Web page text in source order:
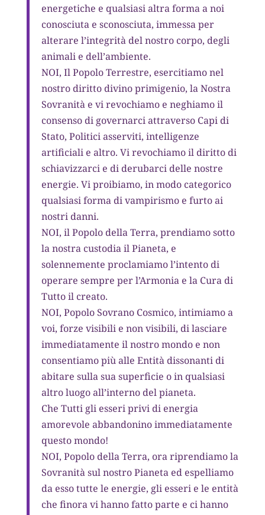
energetiche e qualsiasi altra forma a noi
conosciuta e sconosciuta, immessa per
alterare l’integrità del nostro corpo, degli
animali e dell’ambiente.
NOI, Il Popolo Terrestre, esercitiamo nel
nostro diritto divino primigenio, la Nostra
Sovranità e vi revochiamo e neghiamo il
consenso di governarci attraverso Capi di
Stato, Politici asserviti, intelligenze
artificiali e altro. Vi revochiamo il diritto di
schiavizzarci e di derubarci delle nostre
energie. Vi proibiamo, in modo categorico
qualsiasi forma di vampirismo e furto ai
nostri danni.
NOI, il Popolo della Terra, prendiamo sotto
la nostra custodia il Pianeta, e
solennemente proclamiamo l’intento di
operare sempre per l’Armonia e la Cura di
Tutto il creato.
NOI, Popolo Sovrano Cosmico, intimiamo a
voi, forze visibili e non visibili, di lasciare
immediatamente il nostro mondo e non
consentiamo più alle Entità dissonanti di
abitare sulla sua superficie o in qualsiasi
altro luogo all’interno del pianeta.
Che Tutti gli esseri privi di energia
amorevole abbandonino immediatamente
questo mondo!
NOI, Popolo della Terra, ora riprendiamo la
Sovranità sul nostro Pianeta ed espelliamo
da esso tutte le energie, gli esseri e le entità
che finora vi hanno fatto parte e ci hanno